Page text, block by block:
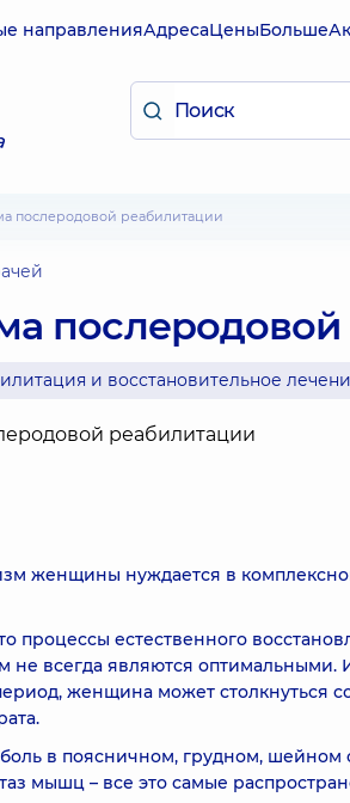
направленияАдресаЦеныБольше
послеродовой реабилитации
послеродовой
и восстановительное
женщины нуждается в
процессы естественного
всегда являются оптимальными.
женщина может столкнуться
в поясничном, грудном, шейном
мышц – все это самые